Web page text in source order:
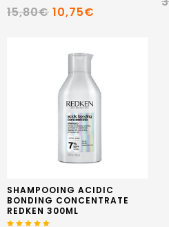
15,80€ 10,75€
SHAMPOOING ACIDIC
BONDING CONCENTRATE
REDKEN 300ML